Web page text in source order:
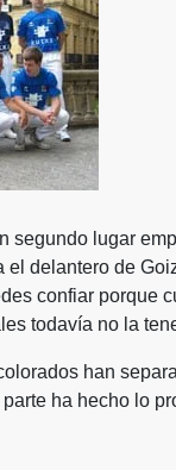
segundo lugar
el delantero de
confiar porque
todavía no la
han
ha hecho lo